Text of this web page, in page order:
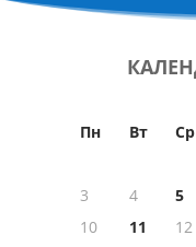
Пн Вт Ср
3
4 5
10
11 12